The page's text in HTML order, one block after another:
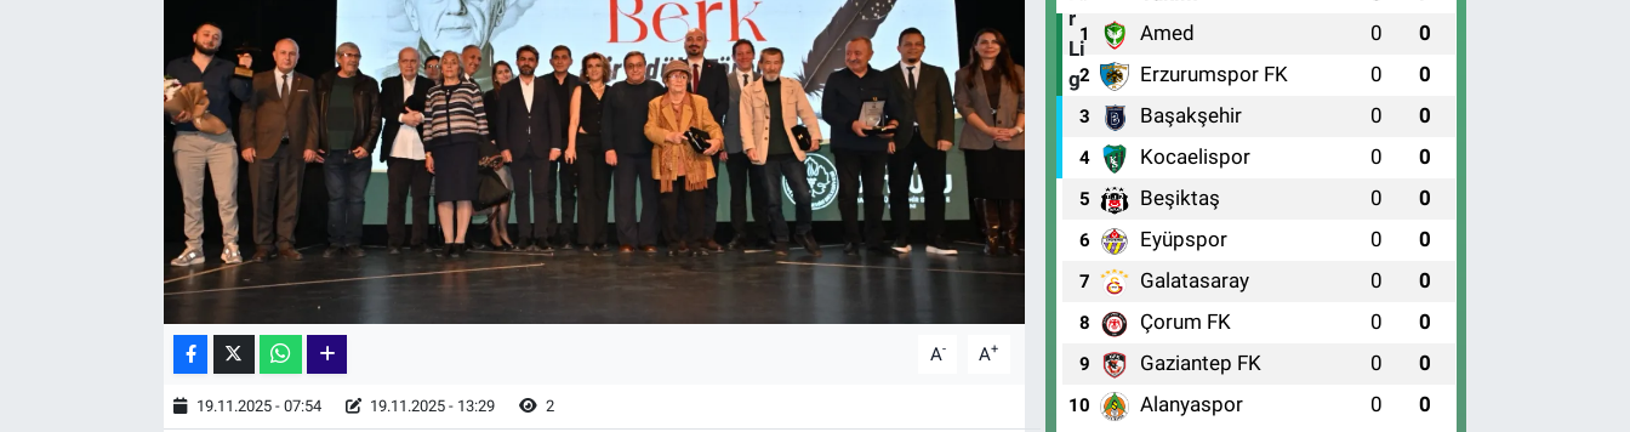
A- A+
19.11.2025 - 07:54 19.11.2025 - 13:29 2
1 Amed 0 0
2 Erzurumspor FK 0 0
3 Başakşehir 0 0
4 Kocaelispor 0 0
5 Beşiktaş 0 0
6 Eyüpspor 0 0
7 Galatasaray 0 0
8 Çorum FK 0 0
9 Gaziantep FK 0 0
10 Alanyaspor 0 0